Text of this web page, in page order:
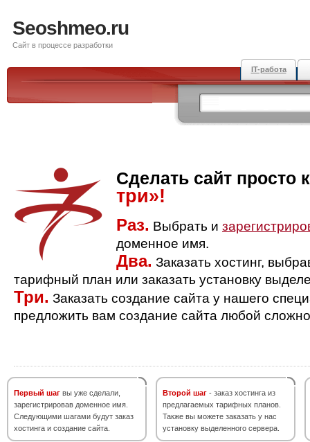
Seoshmeo.ru
Сайт в процессе разработки
IT-работа
Сделать сайт просто
три»!
Раз. Выбрать и
доменное имя.
Два. Заказать хостинг,
тарифный план или заказать установку
Три. Заказать создание сайта у нашего
предложить вам создание сайта любой
Первый шаг вы уже сделали,
зарегистрировав доменное имя.
Следующими шагами будут заказ
хостинга и создание сайта.
Второй шаг - заказ хостинга из
предлагаемых тарифных планов.
Также вы можете заказать у нас
установку выделенного сервера.